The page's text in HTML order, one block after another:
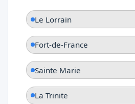
Le Lorrain
Fort-de-France
Sainte Marie
La Trinite